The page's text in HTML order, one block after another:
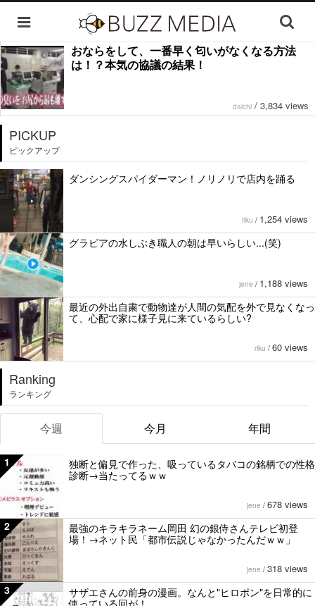
おならをして、一番早く匂いがなくなる方法
は！？本気の協議の結果！
daichi / 3,834 views
PICKUP
ピックアップ
ダンシングスパイダーマン！ノリノリで店内を踊る
riku / 1,254 views
グラビアの水しぶき職人の朝は早いらしい...(笑)
jene / 1,188 views
最近の外出自粛で動物達が人間の気配を外で見なくなっ
て、心配で家に様子見に来ているらしい?
riku / 60 views
Ranking
ランキング
今週 今月 年間
1
独断と偏見で作った、吸っているタバコの銘柄での性格
診断→当たってるｗｗ
jene / 678 views
2
最強のキラキラネーム岡田 幻の銀侍さんテレビ初登
場！→ネット民「都市伝説じゃなかったんだｗｗ」
jene / 318 views
3
サザエさんの前身の漫画。なんと"ヒロポン"を日常的に
使っている回が！